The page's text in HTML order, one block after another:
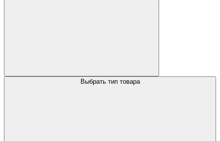
Выбрать тип товара